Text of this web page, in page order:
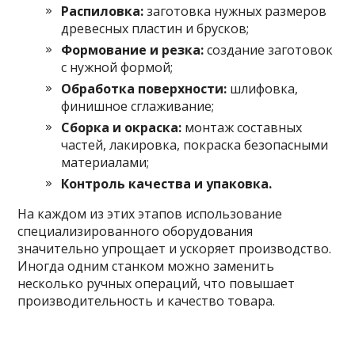
Распиловка:заготовка нужных размеров
древесных пластин и брусков;
Формование и резка:создание заготовок
с нужной формой;
Обработка поверхности: шлифовка,
финишное сглаживание;
Сборка и окраска: монтаж составных
частей, лакировка, покраска безопасными
материалами;
Контроль качества и упаковка.
На каждом из этих этапов использование
специализированного оборудования
значительно упрощает и ускоряет производство.
Иногда одним станком можно заменить
несколько ручных операций, что повышает
производительность и качество товара.